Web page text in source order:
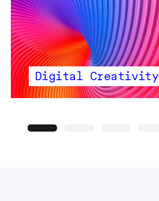
Digital Creativity